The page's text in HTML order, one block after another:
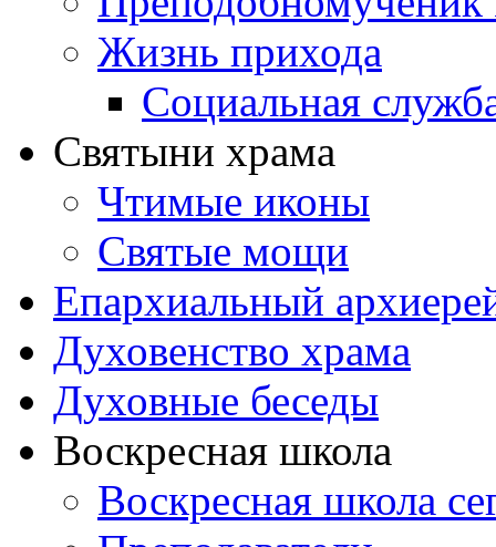
Жизнь прихода
Социальная
Святыни храма
Чтимые иконы
Святые мощи
Епархиальный
Духовенство храма
Духовные беседы
Воскресная школа
Воскресная школа